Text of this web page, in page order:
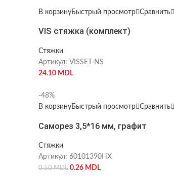
В корзинуБыстрый просмотр Сравнить
VIS стяжка (комплект)
Стяжки
Артикул: VISSET-NS
24.10 MDL
-48%
В корзинуБыстрый просмотр Сравнить
Саморез 3,5*16 мм, графит
Стяжки
Артикул: 60101390HX
0.50MDL 0.26 MDL